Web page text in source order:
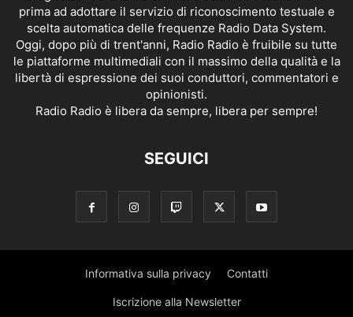
prima ad adottare il servizio di riconoscimento testuale e
scelta automatica delle frequenze Radio Data System.
Oggi, dopo più di trent'anni, Radio Radio è fruibile su tutte
le piattaforme multimediali con il massimo della qualità e la
libertà di espressione dei suoi conduttori, commentatori e
opinionisti.
Radio Radio è libera da sempre, libera per sempre!
SEGUICI
Informativa sulla privacy Contatti
Iscrizione alla Newsletter